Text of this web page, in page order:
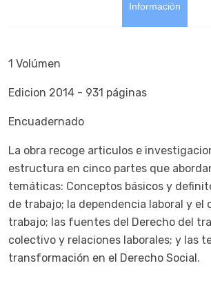
Información
1 Volúmen
Edicion 2014 - 931 páginas
Encuadernado
La obra recoge articulos e
estructura en cinco partes que
temáticas: Conceptos básicos y
de trabajo; la dependencia laboral y el
trabajo; las fuentes del Derecho del
colectivo y relaciones laborales; y las
transformación en el Derecho Social.